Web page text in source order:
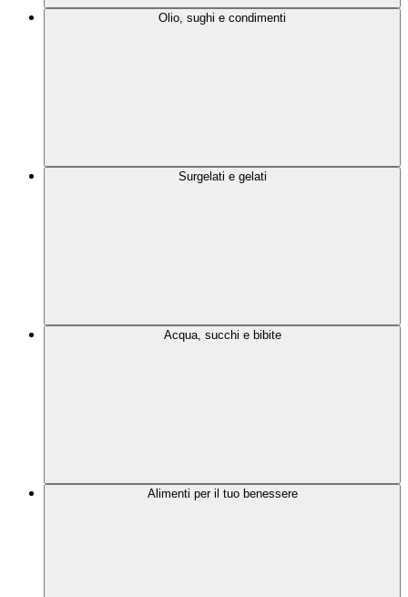
Olio, sughi e condimenti
Surgelati e gelati
Acqua, succhi e bibite
Alimenti per il tuo benessere